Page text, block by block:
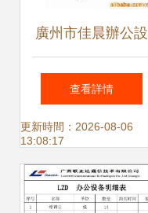
廣州市佳晨辦公設
備與辦公家具完整
產品列表及選購指
南
查看詳情
更新時間：2026-08-06
13:08:17